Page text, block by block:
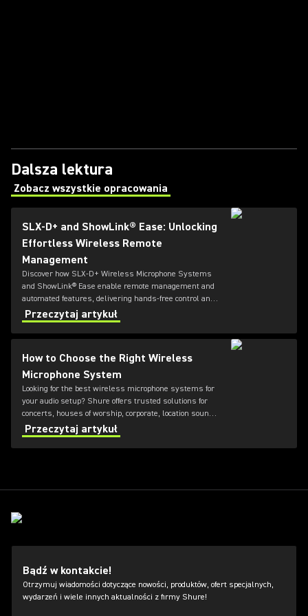
Dalsza lektura
Zobacz wszystkie opracowania
(Opens in a new tab)
SLX-D+ and ShowLink® Ease: Unlocking
Effortless Wireless Remote
Management
Discover how SLX-D+ Wireless Microphone Systems
and ShowLink® Ease enable remote management and
automated features, delivering hands-free control and
reliability for any application.
Przeczytaj artykuł
How to Choose the Right Wireless
Microphone System
Looking for the best wireless microphone systems for
your audio setup? Shure offers trusted solutions for
concerts, houses of worship, corporate, location sound,
and broadcast environments. From analog to digital
wireless microphones and UHF or VHF frequency
options, this guide highlights the recommended Shure
Przeczytaj artykuł
Bądź w kontakcie!
Otrzymuj wiadomości dotyczące nowości, produktów, ofert specjalnych,
wydarzeń i wiele innych aktualności z firmy Shure!